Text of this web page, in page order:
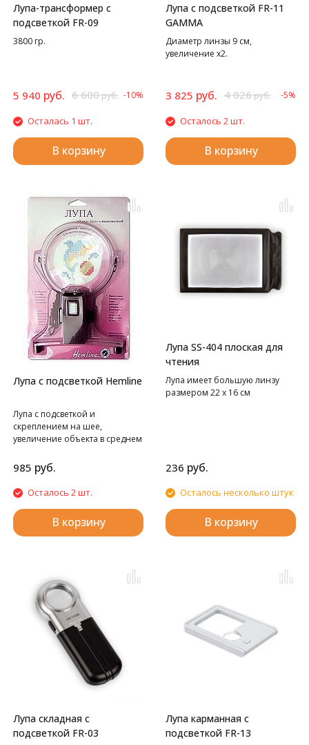
Лупа-трансформер с
подсветкой FR-09
3800 гр.
5 940 руб. 6 600руб. -10%
Осталась 1 шт.
В корзину
Лупа с подсветкой FR-11
GAMMA
Диаметр линзы 9 см,
увеличение х2.
3 825 руб. 4 026руб. -5%
Осталось 2 шт.
В корзину
Лупа с подсветкой Hemline
Лупа с подсветкой и
скреплением на шее,
увеличение объекта в среднем
985 руб.
Осталось 2 шт.
В корзину
Лупа SS-404 плоская для
чтения
Лупа имеет большую линзу
размером 22 х 16 см
236 руб.
Осталось несколько штук
В корзину
Лупа складная с
подсветкой FR-03
Лупа карманная с
подсветкой FR-13